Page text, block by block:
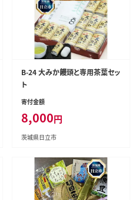
B-24 大みか饅頭と専用茶葉セッ
ト
寄付金額
8,000円
茨城県日立市